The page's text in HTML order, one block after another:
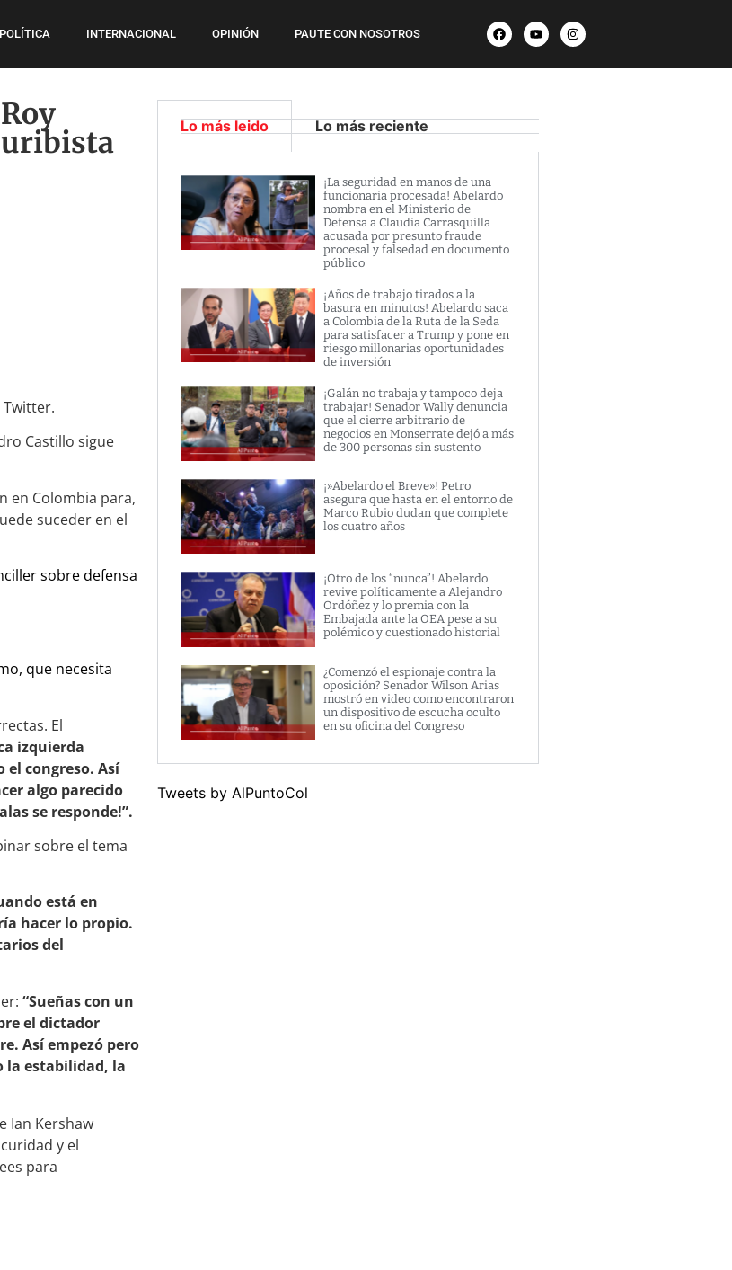
POLÍTICA INTERNACIONAL OPINIÓN PAUTE CON NOSOTROS
uribista
Castillo sigue
en Colombia para,
suceder en el
sobre defensa
que necesita
El
izquierda
el congreso. Así
algo parecido
se responde!”.
sobre el tema
está en
hacer lo propio.
del
“Sueñas con un
el dictador
Así empezó pero
la estabilidad, la
Ian Kershaw
y el
para
Lo más leido Lo más reciente
¡La seguridad en manos de una
funcionaria procesada! Abelardo
nombra en el Ministerio de
Defensa a Claudia Carrasquilla
acusada por presunto fraude
procesal y falsedad en documento
público
¡Años de trabajo tirados a la
basura en minutos! Abelardo saca
a Colombia de la Ruta de la Seda
para satisfacer a Trump y pone en
riesgo millonarias oportunidades
de inversión
¡Galán no trabaja y tampoco deja
trabajar! Senador Wally denuncia
que el cierre arbitrario de
negocios en Monserrate dejó a más
de 300 personas sin sustento
¡»Abelardo el Breve»! Petro
asegura que hasta en el entorno de
Marco Rubio dudan que complete
los cuatro años
¡Otro de los “nunca”! Abelardo
revive políticamente a Alejandro
Ordóñez y lo premia con la
Embajada ante la OEA pese a su
polémico y cuestionado historial
¿Comenzó el espionaje contra la
oposición? Senador Wilson Arias
mostró en video como encontraron
un dispositivo de escucha oculto
en su oficina del Congreso
Tweets by AlPuntoCol